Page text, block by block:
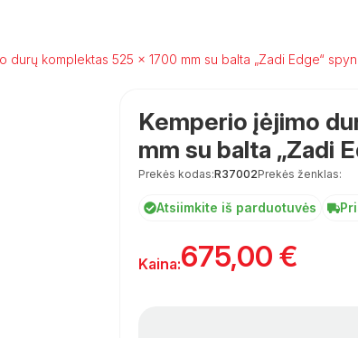
durų komplektas 525 × 1700 mm su balta „Zadi Edge“
Kemperio įėjimo
mm su balta „Zadi
Prekės kodas:R37002Prekės ženklas:
Atsiimkite iš parduotuvės
Kaina:675,00 €